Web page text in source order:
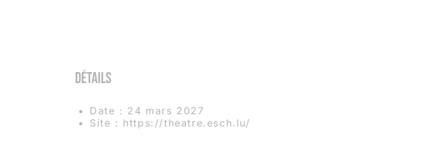
Détails
Date : 24 mars 2027
Site : https://theatre.esch.lu/